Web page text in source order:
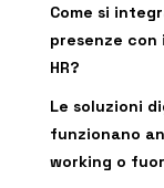
Come si
presenze
HR?
Le soluzioni
funzionano
working o